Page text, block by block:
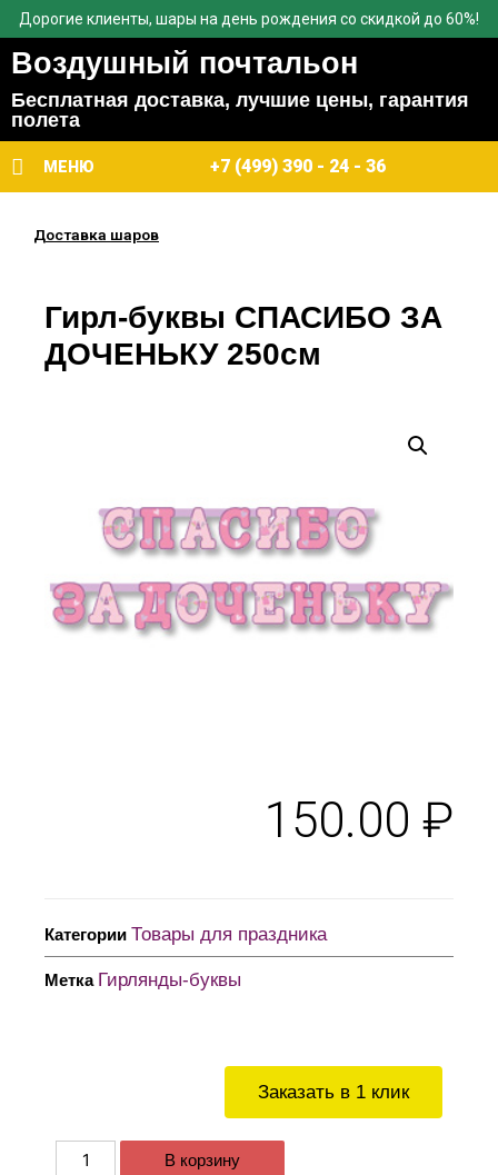
Дорогие клиенты, шары на день рождения со скидкой до 60%!
Воздушный почтальон
Бесплатная доставка, лучшие цены, гарантия
полета
МЕНЮ +7 (499) 390 - 24 - 36
Доставка шаров
Заказать в 1 клик
В корзину
Гирл-буквы СПАСИБО ЗА
ДОЧЕНЬКУ 250см
150.00 ₽
Категории Товары для праздника
Метка Гирлянды-буквы